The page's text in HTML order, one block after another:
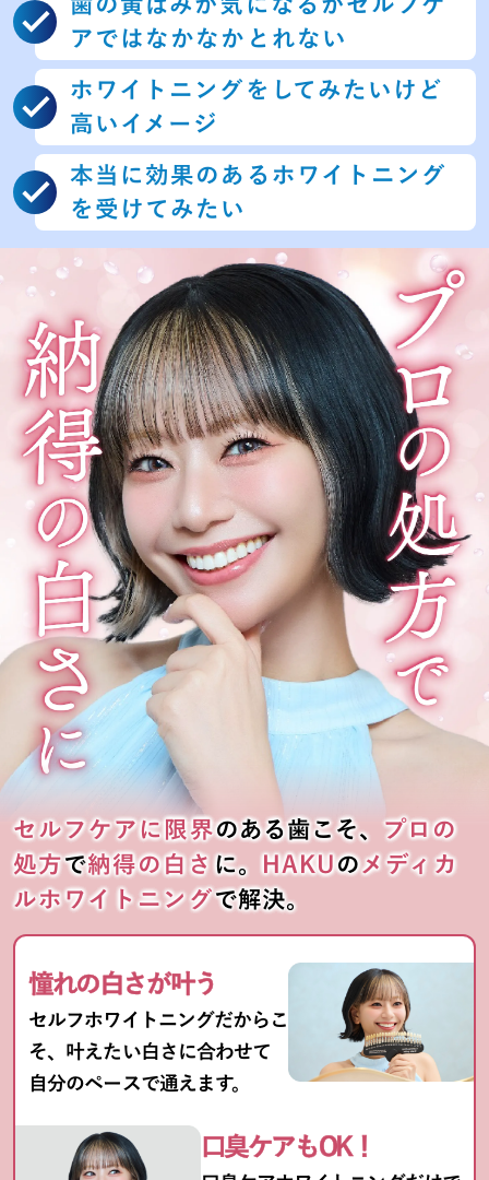
アではなかなかとれない
ホワイトニングをしてみたいけど
高いイメージ
本当に効果のあるホワイトニング
を受けてみたい
セルフケアに限界のある歯こそ、 プロの
処方で納得の白さ に。 HAKUのメディカ
ルホワイトニングで解決。
憧れの白さが叶う
セルフホワイトニングだからこ
そ、叶えたい白さに合わせて
自分のペースで通えます。
口臭ケアもOK！